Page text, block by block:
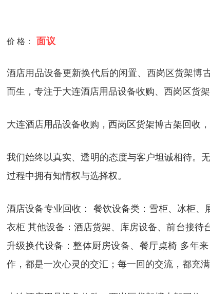
价 格： 面议
酒店用品设备更新换代后的闲置、西岗区货架
而生，专注于大连酒店用品设备收购、西岗区货
大连酒店用品设备收购，西岗区货架博古架回收
我们始终以真实、透明的态度与客户坦诚相待。
过程中拥有知情权与选择权。
酒店设备专业回收： 餐饮设备类：雪柜、冰柜、
衣柜 其他设备：酒店货架、库房设备、前台接
升级换代设备：整体厨房设备、餐厅桌椅 多年
作，都是一次心灵的交汇；每一回的交流，都充满